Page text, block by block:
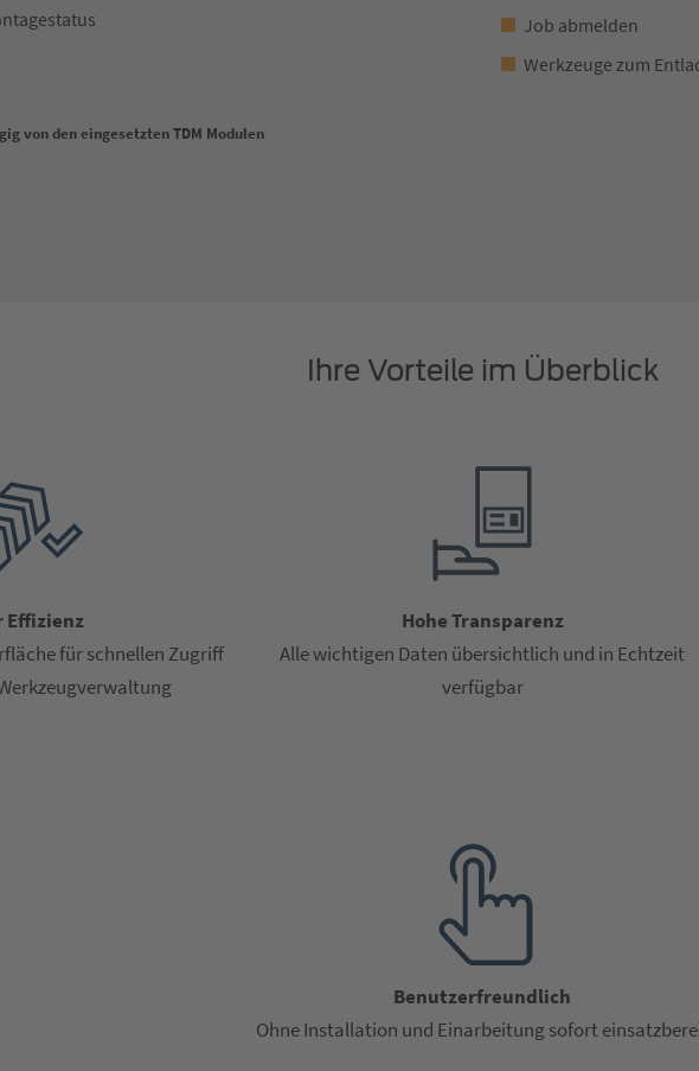
von den eingesetzten TDM Modulen
Job abmelden
Werkzeuge zum
Ihre Vorteile im Überblick
Effizienz
für schnellen Zugriff
Hohe Transparenz
Alle wichtigen Daten übersichtlich und in Echtzeit
verfügbar
Benutzerfreundlich
Ohne Installation und Einarbeitung sofort